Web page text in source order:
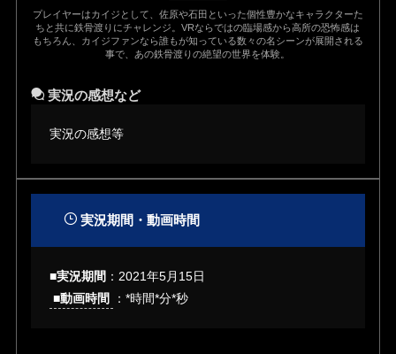
プレイヤーはカイジとして、佐原や石田といった個性豊かなキャラクターた
ちと共に鉄骨渡りにチャレンジ。VRならではの臨場感から高所の恐怖感は
もちろん、カイジファンなら誰もが知っている数々の名シーンが展開される
事で、あの鉄骨渡りの絶望の世界を体験。
実況の感想など
実況の感想等
実況期間・動画時間
■実況期間 ： 2021年5月15日
■動画時間
：*時間*分*秒